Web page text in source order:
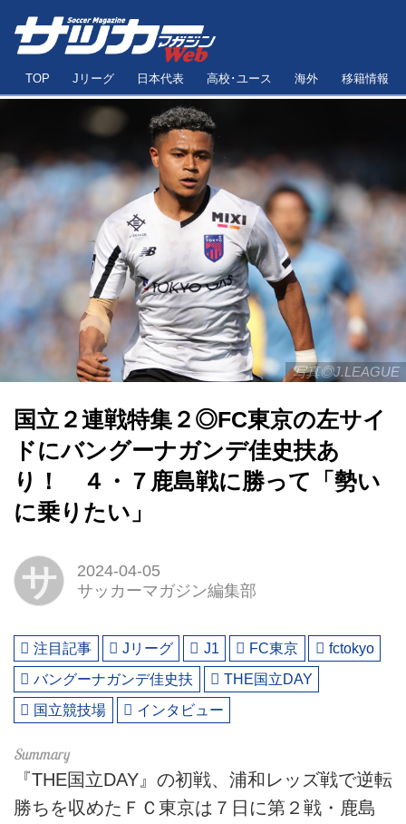
TOP Jリーグ 日本代表 高校･ユース 海外 移籍情報
写真◎J.LEAGUE
国立２連戦特集２◎FC東京の左サイ
ドにバングーナガンデ佳史扶あ
り！ ４・７鹿島戦に勝って「勢い
に乗りたい」
サ
2024-04-05
サッカーマガジン編集部
注目記事 Jリーグ J1 FC東京
fctokyo
バングーナガンデ佳史扶
THE国立DAY
国立競技場
インタビュー
『THE国立DAY』の初戦、浦和レッズ戦で逆転
勝ちを収めたＦＣ東京は７日に第２戦・鹿島